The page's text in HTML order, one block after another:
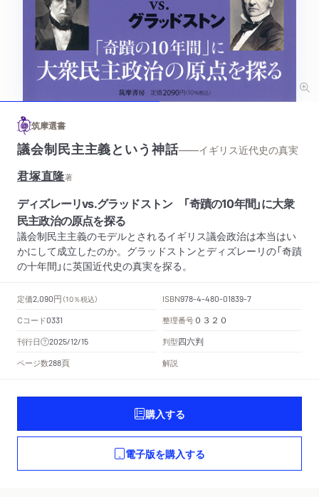
筑摩選書
議会制民主主義という神話——イギリス近代史の真実
君塚直隆著
ディズレーリvs.グラッドストン 「奇蹟の10年間」に大衆
民主政治の原点を探る
議会制民主主義のモデルとされるイギリス議会政治は本当はい
かにして成立したのか。グラッドストンとディズレーリの「奇蹟
の十年間」に英国近代史の真実を探る。
定価2,090円 （10％税込） ISBN978-4-480-01839-7
Cコード0331 整理番号 ０３２０
刊行日 2025/12/15 判型四六判
ページ数288頁 解説
購入する
電子版を購入する